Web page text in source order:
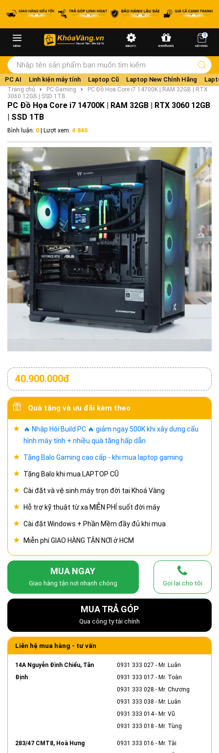
MENU BUILD PC KHUYẾN MÃI
0
GIỎ HÀNG
PC AI Linh kiện máy tính Laptop Cũ Laptop New Chính Hãng
Trang chủ PC Gaming
PC Đồ Họa Core i7 14700K | RAM 32GB | RTX
3060 12GB | SSD 1TB
PC Đồ Họa Core i7 14700K | RAM 32GB | RTX 3060 12GB
| SSD 1TB
Bình luận: 0 | Lượt xem: 4.840
40.900.000đ
Quà tặng và ưu đãi kèm theo
🔥 Nhập Hội Build PC 🔥 giảm ngay 500K khi xây dựng cấu
hình máy tính + nhiều quà tặng hấp dẫn
Tặng Balo Gaming cao cấp - khi mua laptop gaming
Tặng Balo khi mua LAPTOP CŨ
Cài đặt và vệ sinh máy trọn đời tại Khoá Vàng
Hỗ trợ kỹ thuật từ xa MIỄN PHÍ suốt đời máy
Cài đặt Windows + Phần Mềm đầy đủ khi mua
Miễn phí GIAO HÀNG TẬN NƠI ở HCM
MUA NGAY
Giao hàng tận nơi nhanh chóng Gọi lại cho tôi
MUA TRẢ GÓP
Qua công ty tài chính
Liên hệ mua hàng - tư vấn
14A Nguyễn Đình Chiểu, Tân
Định
0931 333 027 - Mr. Luân
0931 333 017 - Mr. Toàn
0931 333 028 - Mr. Chương
0931 333 038 - Mr. Luân
0931 333 014- Mr. Vũ
0931 333 018 - Mr. Tùng
283/47 CMT8, Hoà Hưng 0931 333 016 - Mr. Tài